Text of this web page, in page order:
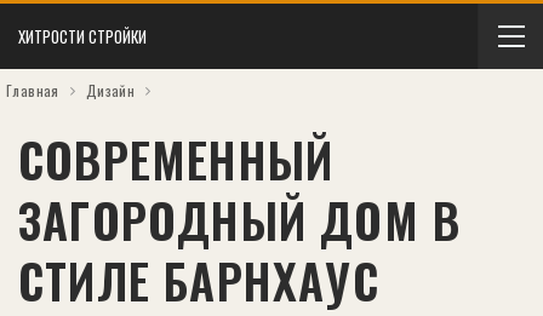
ХИТРОСТИ СТРОЙКИ
Главная Дизайн
СОВРЕМЕННЫЙ
ЗАГОРОДНЫЙ ДОМ В
СТИЛЕ БАРНХАУС